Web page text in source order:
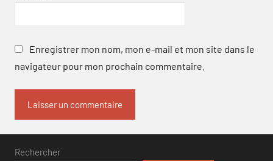
Enregistrer mon nom, mon e-mail et mon site dans le
navigateur pour mon prochain commentaire.
Rechercher